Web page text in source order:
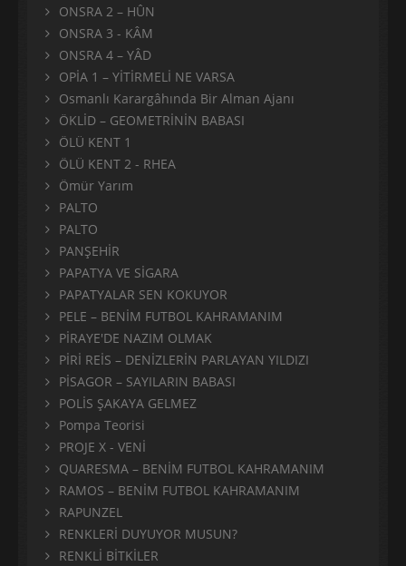
ONSRA 2 – HÛN
ONSRA 3 - KÂM
ONSRA 4 – YÂD
OPİA 1 – YİTİRMELİ NE VARSA
Osmanlı Karargâhında Bir Alman Ajanı
ÖKLİD – GEOMETRİNİN BABASI
ÖLÜ KENT 1
ÖLÜ KENT 2 - RHEA
Ömür Yarım
PALTO
PALTO
PANŞEHİR
PAPATYA VE SİGARA
PAPATYALAR SEN KOKUYOR
PELE – BENİM FUTBOL KAHRAMANIM
PİRAYE'DE NAZIM OLMAK
PİRİ REİS – DENİZLERİN PARLAYAN YILDIZI
PİSAGOR – SAYILARIN BABASI
POLİS ŞAKAYA GELMEZ
Pompa Teorisi
PROJE X - VENİ
QUARESMA – BENİM FUTBOL KAHRAMANIM
RAMOS – BENİM FUTBOL KAHRAMANIM
RAPUNZEL
RENKLERİ DUYUYOR MUSUN?
RENKLİ BİTKİLER